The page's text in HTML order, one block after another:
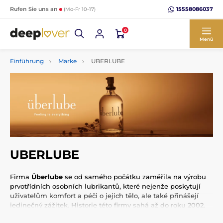
Rufen Sie uns an (Mo-Fr 10-17) 15558086037
0
Menü
Einführung Marke UBERLUBE
UBERLUBE
Firma Überlube se od samého počátku zaměřila na výrobu
prvotřídních osobních lubrikantů, které nejenže poskytují
uživatelům komfort a péči o jejich tělo, ale také přinášejí
jedinečný zážitek. Historie této firmy sahá až do roku 2002,